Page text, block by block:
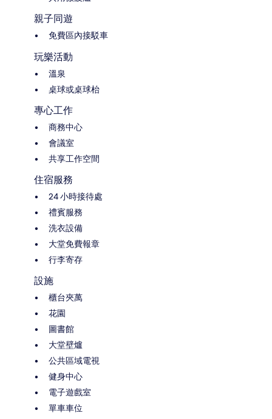
親子同遊
免費區內接駁車
玩樂活動
溫泉
桌球或桌球枱
專心工作
商務中心
會議室
共享工作空間
住宿服務
24 小時接待處
禮賓服務
洗衣設備
大堂免費報章
行李寄存
設施
櫃台夾萬
花園
圖書館
大堂壁爐
公共區域電視
健身中心
電子遊戲室
單車車位